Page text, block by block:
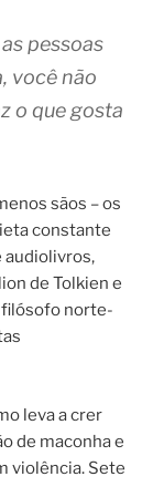
pessoas
você não
o que gosta
sãos – os
constante
audiolivros,
de Tolkien e
filósofo norte-
leva a crer
de maconha e
violência. Sete